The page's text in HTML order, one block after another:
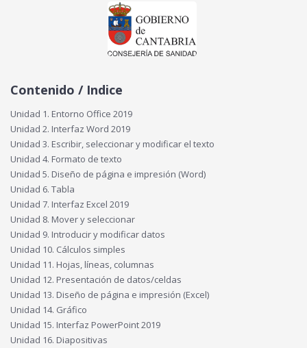
Contenido / Indice
Unidad 1. Entorno Office 2019
Unidad 2. Interfaz Word 2019
Unidad 3. Escribir, seleccionar y modificar el texto
Unidad 4. Formato de texto
Unidad 5. Diseño de página e impresión (Word)
Unidad 6. Tabla
Unidad 7. Interfaz Excel 2019
Unidad 8. Mover y seleccionar
Unidad 9. Introducir y modificar datos
Unidad 10. Cálculos simples
Unidad 11. Hojas, líneas, columnas
Unidad 12. Presentación de datos/celdas
Unidad 13. Diseño de página e impresión (Excel)
Unidad 14. Gráfico
Unidad 15. Interfaz PowerPoint 2019
Unidad 16. Diapositivas